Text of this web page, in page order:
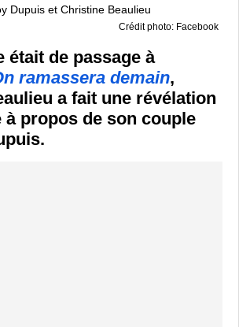
Crédit photo: Facebook
était de passage à
ramassera demain,
a fait une révélation
à propos de son couple